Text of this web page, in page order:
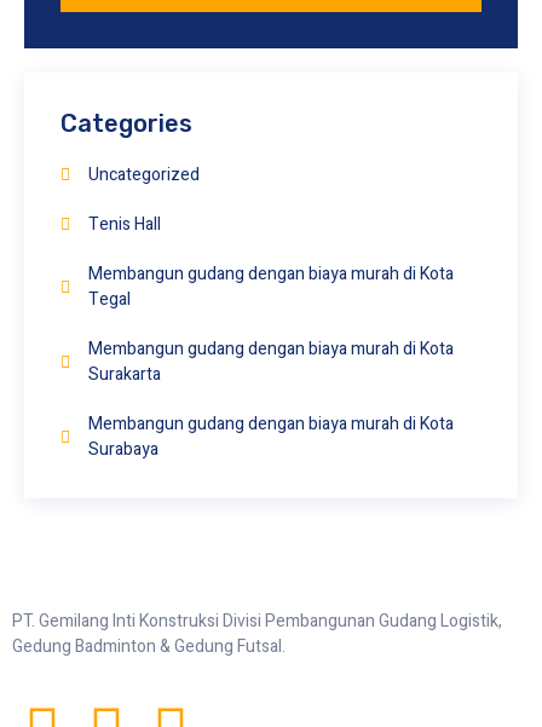
Categories
Uncategorized
Tenis Hall
Membangun gudang dengan biaya murah di Kota
Tegal
Membangun gudang dengan biaya murah di Kota
Surakarta
Membangun gudang dengan biaya murah di Kota
Surabaya
PT. Gemilang Inti Konstruksi Divisi Pembangunan Gudang Logistik,
Gedung Badminton & Gedung Futsal.